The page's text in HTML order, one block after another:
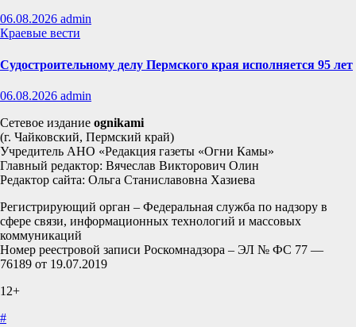
06.08.2026 admin
Краевые вести
Судостроительному делу Пермского края исполняется 95 лет
06.08.2026 admin
Сетевое издание ognikami
(г. Чайковский, Пермский край)
Учредитель АНО «Редакция газеты «Огни Камы»
Главный редактор: Вячеслав Викторович Олин
Редактор сайта: Ольга Станиславовна Хазиева
Регистрирующий орган – Федеральная служба по надзору в
сфере связи, информационных технологий и массовых
коммуникаций
Номер реестровой записи Роскомнадзора – ЭЛ № ФС 77 —
76189 от 19.07.2019
12+
#